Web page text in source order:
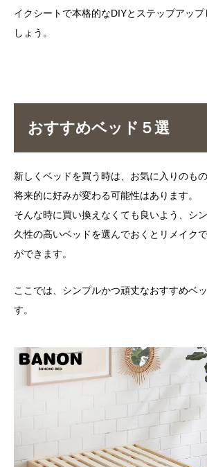
イクシートで本格的なDIYとステップアッ
しょう。
おすすめベッド５選
新しくベッドを買う時は、お気に入りのも
将来的に好みが変わる可能性はあります。
そんな時に買い換えなくても良いよう、シ
久性の高いベッドを選んでおくとリメイク
ができます。
ここでは、シンプルかつ頑丈なおすすめベ
す。